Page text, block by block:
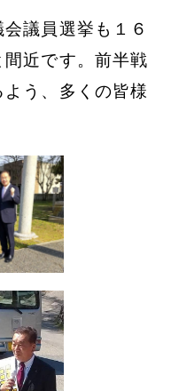
議員選挙も１６
間近です。前半戦
う、多くの皆様